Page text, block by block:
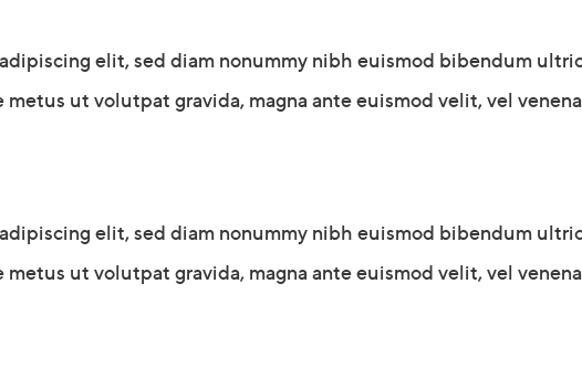
elit, sed diam nonummy nibh euismod bibendum
ut volutpat gravida, magna ante euismod velit, vel
elit, sed diam nonummy nibh euismod bibendum
ut volutpat gravida, magna ante euismod velit, vel